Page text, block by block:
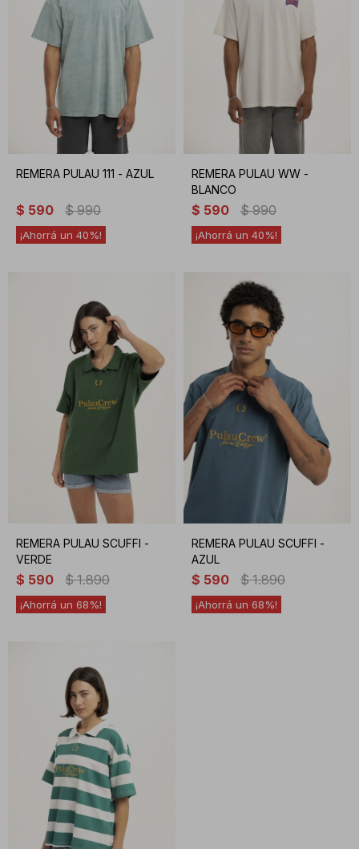
REMERA PULAU 111 - AZUL
$ 590 $ 990
40
REMERA PULAU WW -
BLANCO
$ 590 $ 990
40
REMERA PULAU SCUFFI -
VERDE
$ 590 $ 1.890
68
REMERA PULAU SCUFFI -
AZUL
$ 590 $ 1.890
68